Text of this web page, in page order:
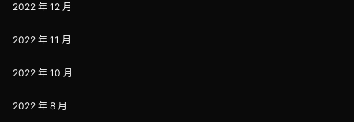
2022 年 12 月
2022 年 11 月
2022 年 10 月
2022 年 8 月